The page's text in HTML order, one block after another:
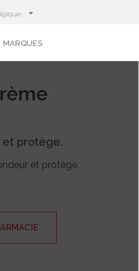
MARQUES
et protège.
et protège.